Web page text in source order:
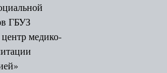
Издательская деятельность
методическая
деятельность
ГБУЗ
медико-